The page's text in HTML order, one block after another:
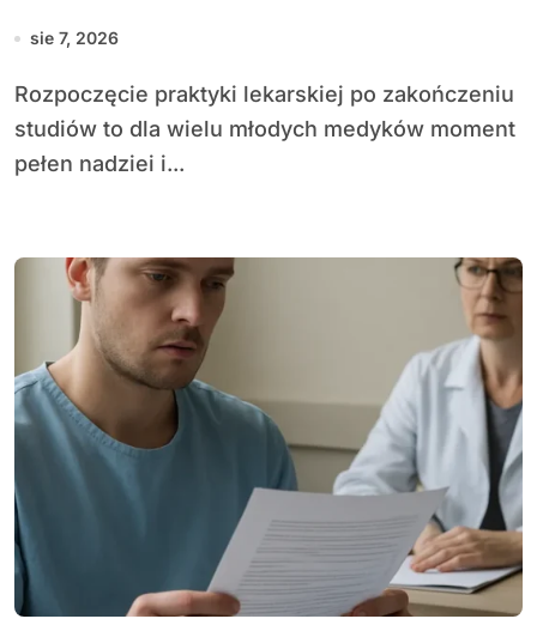
sie 7, 2026
Rozpoczęcie praktyki lekarskiej po zakończeniu
studiów to dla wielu młodych medyków moment
pełen nadziei i...